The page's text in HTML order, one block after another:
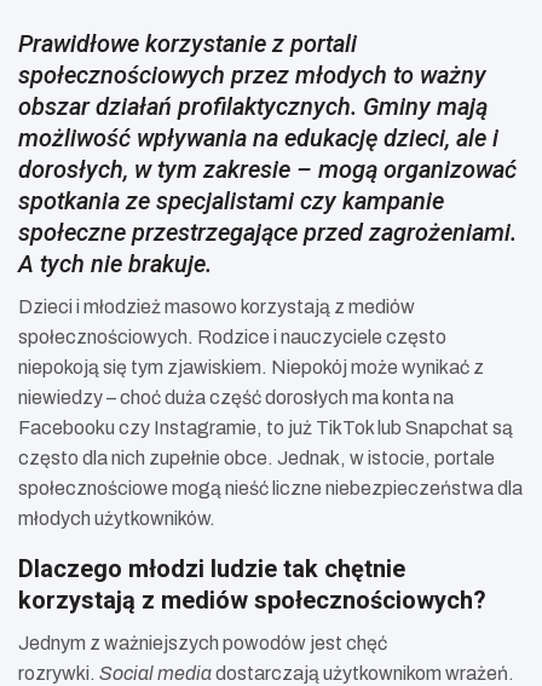
Prawidłowe korzystanie z portali
społecznościowych przez młodych to ważny
obszar działań profilaktycznych. Gminy mają
możliwość wpływania na edukację dzieci, ale i
dorosłych, w tym zakresie – mogą organizować
spotkania ze specjalistami czy kampanie
społeczne przestrzegające przed zagrożeniami.
A tych nie brakuje.
Dzieci i młodzież masowo korzystają z mediów
społecznościowych. Rodzice i nauczyciele często
niepokoją się tym zjawiskiem. Niepokój może wynikać z
niewiedzy – choć duża część dorosłych ma konta na
Facebooku czy Instagramie, to już TikTok lub Snapchat są
często dla nich zupełnie obce. Jednak, w istocie, portale
społecznościowe mogą nieść liczne niebezpieczeństwa dla
młodych użytkowników.
Dlaczego młodzi ludzie tak chętnie
korzystają z mediów społecznościowych?
Jednym z ważniejszych powodów jest chęć
rozrywki. Social mediadostarczają użytkownikom wrażeń.